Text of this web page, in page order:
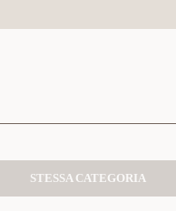
STESSA CATEGORIA